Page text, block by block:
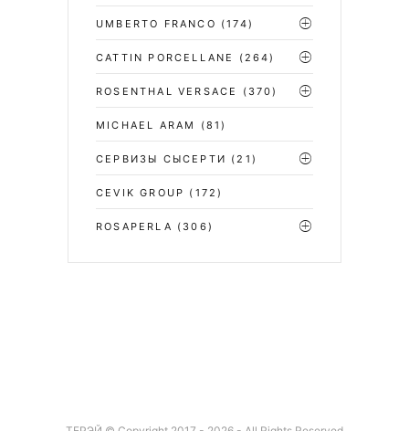
UMBERTO FRANCO (174)
CATTIN PORCELLANE (264)
ROSENTHAL VERSACE (370)
MICHAEL ARAM (81)
СЕРВИЗЫ СЫСЕРТИ (21)
CEVIK GROUP (172)
ROSAPERLA (306)